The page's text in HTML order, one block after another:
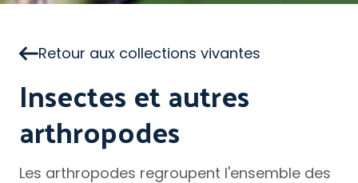
Retour aux collections vivantes
Insectes et autres
arthropodes
Les arthropodes regroupent l'ensemble des